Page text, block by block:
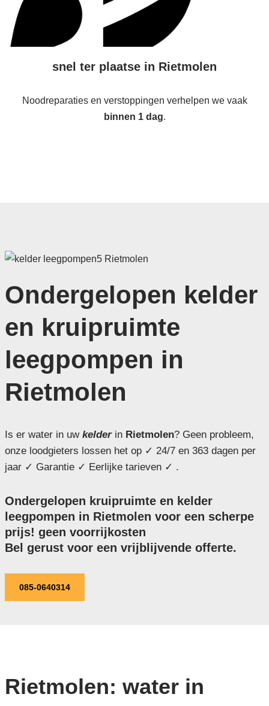
snel ter plaatse in Rietmolen
Noodreparaties en verstoppingen verhelpen we vaak
binnen 1 dag.
Ondergelopen kelder
en kruipruimte
leegpompen in
Rietmolen
Is er water in uw kelderin Rietmolen? Geen probleem,
onze loodgieters lossen het op ✓ 24/7 en 363 dagen per
jaar ✓ Garantie ✓ Eerlijke tarieven ✓ .
Ondergelopen kruipruimte en kelder
leegpompen in Rietmolen voor een scherpe
prijs! geen voorrijkosten
Bel gerust voor een vrijblijvende offerte.
085-0640314
Rietmolen: water in